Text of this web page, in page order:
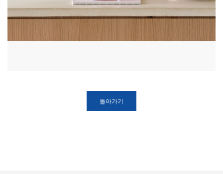
돌아가기